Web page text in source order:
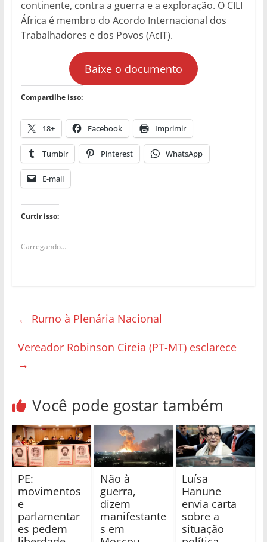
continente, contra a guerra e a exploração. O CILI
África é membro do Acordo Internacional dos
Trabalhadores e dos Povos (AcIT).
Baixe o documento
Compartilhe isso:
18+ Facebook Imprimir
Tumblr Pinterest WhatsApp
E-mail
Curtir isso:
Carregando...
← Rumo à Plenária Nacional
Vereador Robinson Cireia (PT-MT) esclarece
→
Você pode gostar também
PE:
movimentos
e
parlamentar
es pedem
Não à
guerra,
dizem
manifestante
s em
Luísa
Hanune
envia carta
sobre a
situação